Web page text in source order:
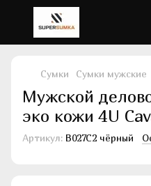
Сумки Сумки мужские
Мужской
эко кожи 4U
Артикул: B027C2 чёрный